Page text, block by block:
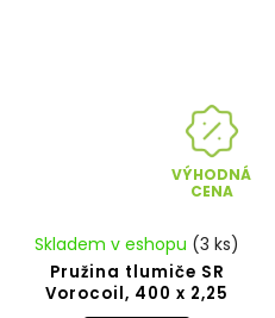
VÝHODNÁ
CENA
Pružina tlumiče SR
Vorocoil, 400 x 2,25
Skladem v eshopu (3 ks)